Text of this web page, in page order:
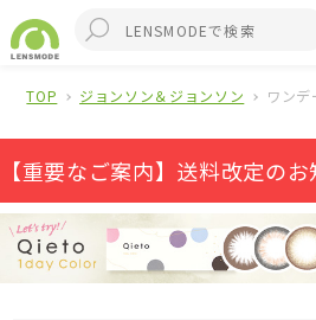
TOP ジョンソン＆ジョンソン ワン
【重要なご案内】送料改定の